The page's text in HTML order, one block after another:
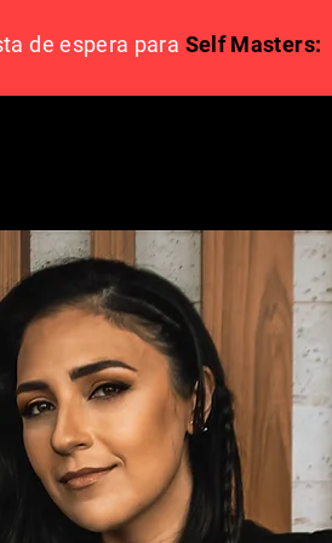
de espera para Self Masters: